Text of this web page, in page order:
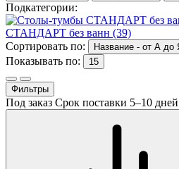
Подкатегории:
СТАНДАРТ без ванн (39)
Сортировать по:
Название - от А до
Показывать по: 15
Фильтры
Под заказ Срок поставки 5–10 дней